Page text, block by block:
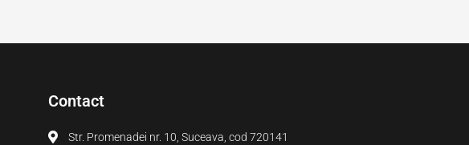
Contact
Str. Promenadei nr. 10, Suceava, cod 720141